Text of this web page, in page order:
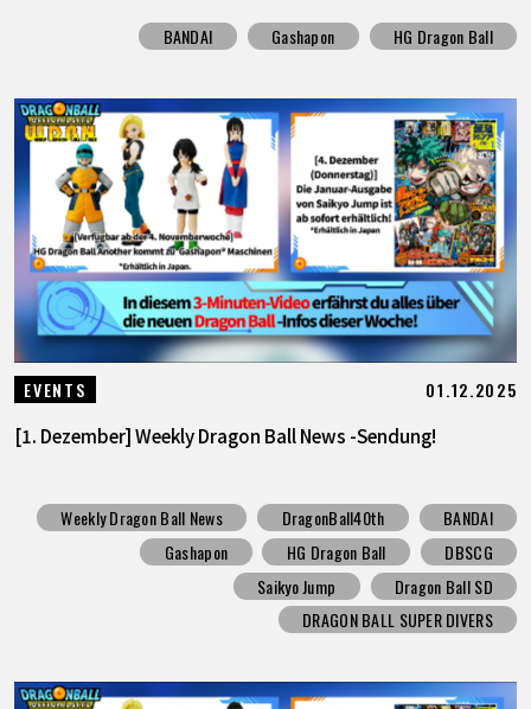
BANDAI Gashapon HG Dragon Ball
EVENTS 01.12.2025
[1. Dezember] Weekly Dragon Ball News -Sendung!
Weekly Dragon Ball News DragonBall40th
BANDAI
Gashapon
HG Dragon Ball
DBSCG
Saikyo Jump
Dragon Ball SD
DRAGON BALL SUPER DIVERS